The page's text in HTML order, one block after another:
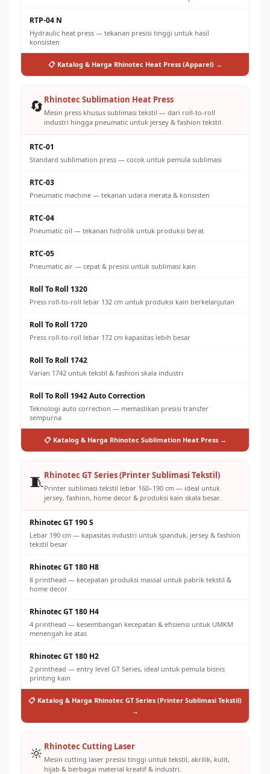
RTP-04 N
Hydraulic heat press — tekanan presisi tinggi untuk hasil
konsisten
📋 Katalog & Harga Rhinotec Heat Press (Apparel) →
🔄 Rhinotec Sublimation Heat Press
Mesin press khusus sublimasi tekstil — dari roll-to-roll
industri hingga pneumatic untuk jersey & fashion tekstil.
RTC-01
Standard sublimation press — cocok untuk pemula sublimasi
RTC-03
Pneumatic machine — tekanan udara merata & konsisten
RTC-04
Pneumatic oil — tekanan hidrolik untuk produksi berat
RTC-05
Pneumatic air — cepat & presisi untuk sublimasi kain
Roll To Roll 1320
Press roll-to-roll lebar 132 cm untuk produksi kain berkelanjutan
Roll To Roll 1720
Press roll-to-roll lebar 172 cm kapasitas lebih besar
Roll To Roll 1742
Varian 1742 untuk tekstil & fashion skala industri
Roll To Roll 1942 Auto Correction
Teknologi auto correction — memastikan presisi transfer
sempurna
📋 Katalog & Harga Rhinotec Sublimation Heat Press →
🧵Rhinotec GT Series (Printer Sublimasi Tekstil)
Printer sublimasi tekstil lebar 160–190 cm — ideal untuk
jersey, fashion, home decor & produksi kain skala besar.
Rhinotec GT 190 S
Lebar 190 cm — kapasitas industri untuk spanduk, jersey & fashion
tekstil besar
Rhinotec GT 180 H8
8 printhead — kecepatan produksi massal untuk pabrik tekstil &
home decor
Rhinotec GT 180 H4
4 printhead — keseimbangan kecepatan & efisiensi untuk UMKM
menengah ke atas
Rhinotec GT 180 H2
2 printhead — entry level GT Series, ideal untuk pemula bisnis
printing kain
📋 Katalog & Harga Rhinotec GT Series (Printer Sublimasi Tekstil)
→
🔆 Rhinotec Cutting Laser
Mesin cutting laser presisi tinggi untuk tekstil, akrilik, kulit,
hijab & berbagai material kreatif & industri.